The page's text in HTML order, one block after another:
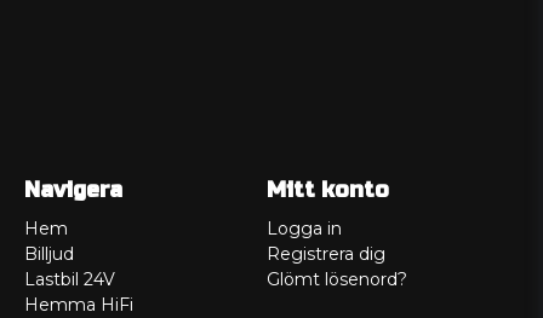
Navigera
Hem
Billjud
Lastbil 24V
Hemma HiFi
Mitt konto
Logga in
Registrera dig
Glömt lösenord?